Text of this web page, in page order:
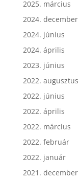
2025. március
2024. december
2024. június
2024. április
2023. június
2022. augusztus
2022. június
2022. április
2022. március
2022. február
2022. január
2021. december